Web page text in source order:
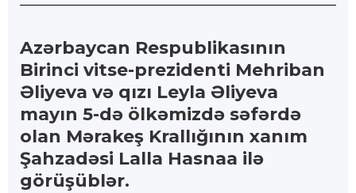
Azərbaycan Respublikasının
Birinci vitse-prezidenti Mehriban
Əliyeva və qızı Leyla Əliyeva
mayın 5-də ölkəmizdə səfərdə
olan Mərakeş Krallığının xanım
Şahzadəsi Lalla Hasnaa ilə
görüşüblər.